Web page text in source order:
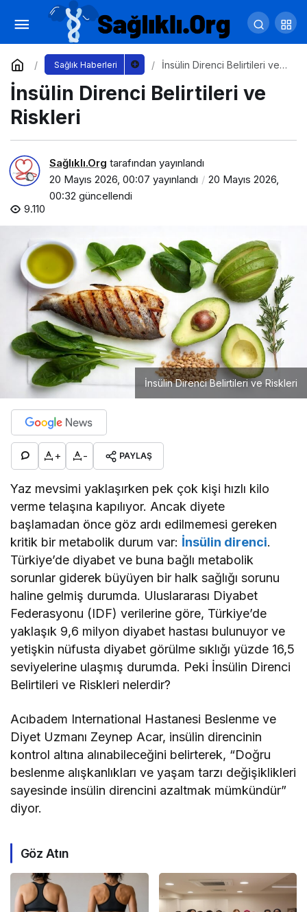
Sağlık Haberleri
İnsülin Direnci Belirtileri ve
İnsülin Direnci Belirtileri ve
Riskleri
Sağlıklı.Org tarafından yayınlandı
20 Mayıs 2026, 00:07 yayınlandı
20 Mayıs 2026,
00:32 güncellendi
9.110
İnsülin Direnci Belirtileri ve Riskleri
+ - PAYLAŞ
Yaz mevsimi yaklaşırken pek çok kişi hızlı kilo
verme telaşına kapılıyor. Ancak diyete
başlamadan önce göz ardı edilmemesi gereken
kritik bir metabolik durum var: İnsülin direnci.
Türkiye’de diyabet ve buna bağlı metabolik
sorunlar giderek büyüyen bir halk sağlığı sorunu
haline gelmiş durumda. Uluslararası Diyabet
Federasyonu (IDF) verilerine göre, Türkiye’de
yaklaşık 9,6 milyon diyabet hastası bulunuyor ve
yetişkin nüfusta diyabet görülme sıklığı yüzde 16,5
seviyelerine ulaşmış durumda. Peki İnsülin Direnci
Belirtileri ve Riskleri nelerdir?
Acıbadem International Hastanesi Beslenme ve
Diyet Uzmanı Zeynep Acar, insülin direncinin
kontrol altına alınabileceğini belirterek, “Doğru
beslenme alışkanlıkları ve yaşam tarzı değişiklikleri
sayesinde insülin direncini azaltmak mümkündür”
diyor.
Göz Atın
Postprandiyal Oksidatif Stres
Yorum Yap Paylaş